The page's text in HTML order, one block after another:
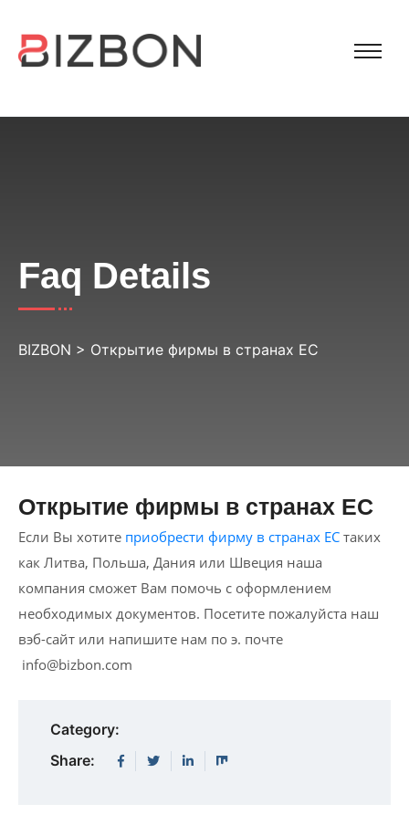
Faq Details
BIZBON > Открытие фирмы в странах ЕС
Открытие фирмы в странах ЕС
Если Вы хотите приобрести фирму в странах ЕС таких
как Литва, Польша, Дания или Швеция наша
компания сможет Вам помочь с оформлением
необходимых документов. Посетите пожалуйста наш
вэб-сайт или напишите нам по э. почте
info@bizbon.com
Category:
Share: